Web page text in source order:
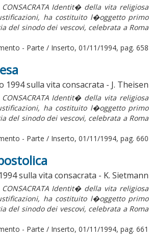
CONSACRATA Identit� della vita religiosa
ha costituito l�oggetto primo
del sinodo dei vescovi, celebrata a Roma
- Parte / Inserto, 01/11/1994, pag. 658
1994 sulla vita consacrata - J. Theisen
CONSACRATA Identit� della vita religiosa
ha costituito l�oggetto primo
del sinodo dei vescovi, celebrata a Roma
- Parte / Inserto, 01/11/1994, pag. 660
sulla vita consacrata - K. Sietmann
CONSACRATA Identit� della vita religiosa
ha costituito l�oggetto primo
del sinodo dei vescovi, celebrata a Roma
- Parte / Inserto, 01/11/1994, pag. 661